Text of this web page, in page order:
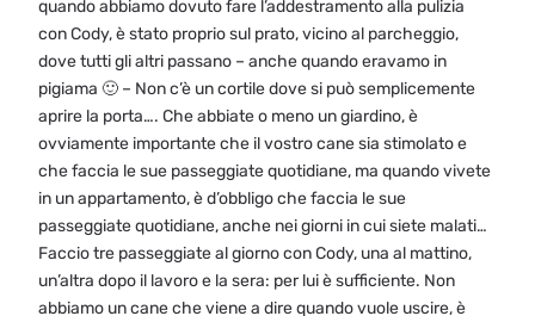
quando abbiamo dovuto fare l’addestramento alla pulizia
con Cody, è stato proprio sul prato, vicino al parcheggio,
dove tutti gli altri passano – anche quando eravamo in
pigiama 🙂 – Non c’è un cortile dove si può semplicemente
aprire la porta…. Che abbiate o meno un giardino, è
ovviamente importante che il vostro cane sia stimolato e
che faccia le sue passeggiate quotidiane, ma quando vivete
in un appartamento, è d’obbligo che faccia le sue
passeggiate quotidiane, anche nei giorni in cui siete malati…
Faccio tre passeggiate al giorno con Cody, una al mattino,
un’altra dopo il lavoro e la sera: per lui è sufficiente. Non
abbiamo un cane che viene a dire quando vuole uscire, è